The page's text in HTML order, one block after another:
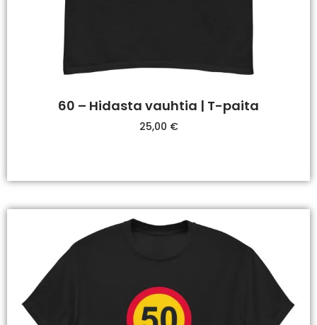
60 – Hidasta vauhtia | T-paita
25,00 €